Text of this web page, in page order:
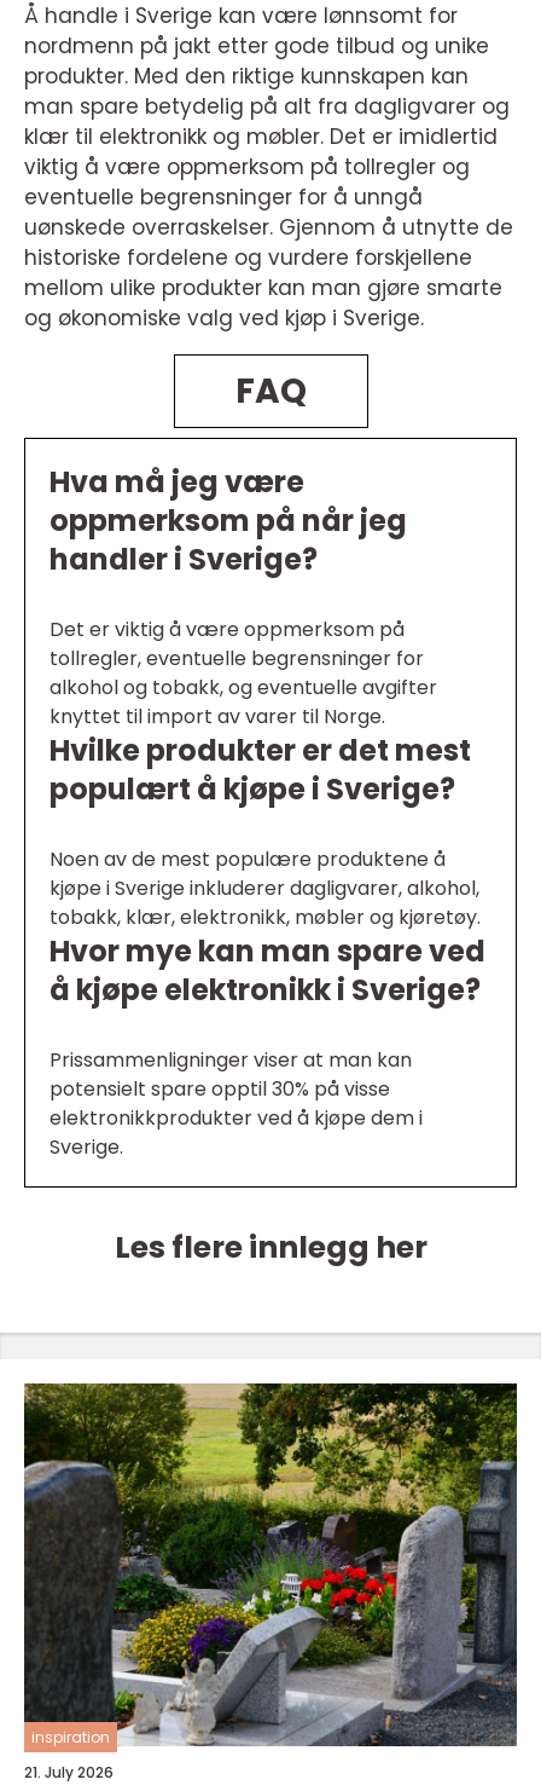
Å handle i Sverige kan være lønnsomt for
nordmenn på jakt etter gode tilbud og unike
produkter. Med den riktige kunnskapen kan
man spare betydelig på alt fra dagligvarer og
klær til elektronikk og møbler. Det er imidlertid
viktig å være oppmerksom på tollregler og
eventuelle begrensninger for å unngå
uønskede overraskelser. Gjennom å utnytte de
historiske fordelene og vurdere forskjellene
mellom ulike produkter kan man gjøre smarte
og økonomiske valg ved kjøp i Sverige.
FAQ
Hva må jeg være
oppmerksom på når jeg
handler i Sverige?
Det er viktig å være oppmerksom på
tollregler, eventuelle begrensninger for
alkohol og tobakk, og eventuelle avgifter
knyttet til import av varer til Norge.
Hvilke produkter er det mest
populært å kjøpe i Sverige?
Noen av de mest populære produktene å
kjøpe i Sverige inkluderer dagligvarer, alkohol,
tobakk, klær, elektronikk, møbler og kjøretøy.
Hvor mye kan man spare ved
å kjøpe elektronikk i Sverige?
Prissammenligninger viser at man kan
potensielt spare opptil 30% på visse
elektronikkprodukter ved å kjøpe dem i
Sverige.
Les flere innlegg her
inspiration
21. July 2026